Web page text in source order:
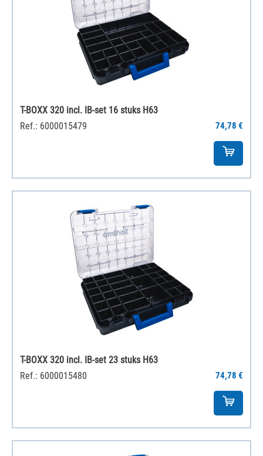
T-BOXX 320 incl. IB-set 16 stuks H63
Ref.: 6000015479
74,78 €
T-BOXX 320 incl. IB-set 23 stuks H63
Ref.: 6000015480
74,78 €